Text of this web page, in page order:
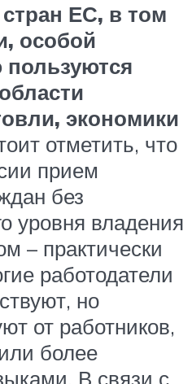
ЕС, в том
особой
экономики
отметить, что
прием
без
уровня владения
– практически
работодатели
но
от работников,
более
В связи с